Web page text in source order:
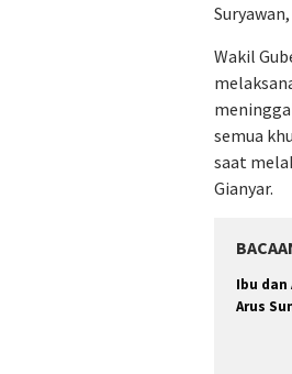
Wakil
semua
saat
Gianyar.
Ibu dan
Arus